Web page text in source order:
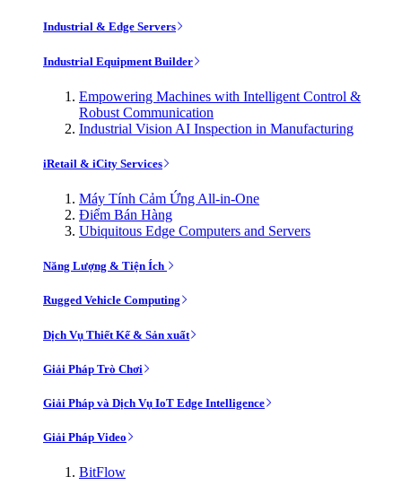
Industrial & Edge Servers
Industrial Equipment Builder
Empowering Machines with Intelligent Control &
Robust Communication
Industrial Vision AI Inspection in Manufacturing
iRetail & iCity Services
Máy Tính Cảm Ứng All-in-One
Điểm Bán Hàng
Ubiquitous Edge Computers and Servers
Năng Lượng & Tiện Ích
Rugged Vehicle Computing
Dịch Vụ Thiết Kế & Sản xuất
Giải Pháp Trò Chơi
Giải Pháp và Dịch Vụ IoT Edge Intelligence
Giải Pháp Video
BitFlow